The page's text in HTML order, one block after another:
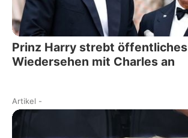
Prinz Harry strebt öffentliches
Wiedersehen mit Charles an
Artikel -